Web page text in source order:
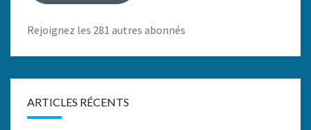
Rejoignez les 281 autres abonnés
ARTICLES RÉCENTS